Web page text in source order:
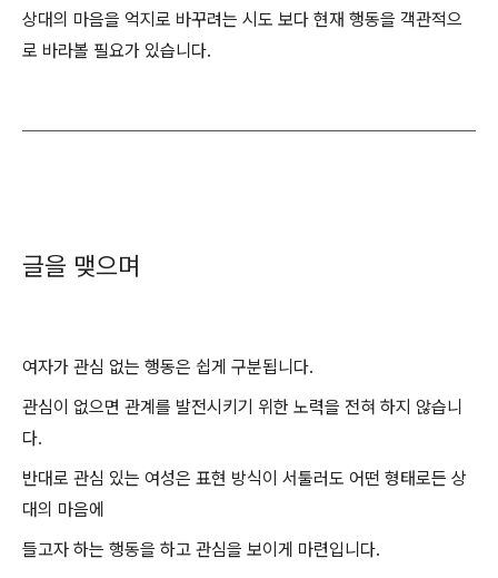
상대의 마음을 억지로 바꾸려는 시도 보다 현재 행동을 객관적으
로 바라볼 필요가 있습니다.
글을 맺으며
여자가 관심 없는 행동은 쉽게 구분됩니다.
관심이 없으면 관계를 발전시키기 위한 노력을 전혀 하지 않습니
다.
반대로 관심 있는 여성은 표현 방식이 서툴러도 어떤 형태로든 상
대의 마음에
들고자 하는 행동을 하고 관심을 보이게 마련입니다.